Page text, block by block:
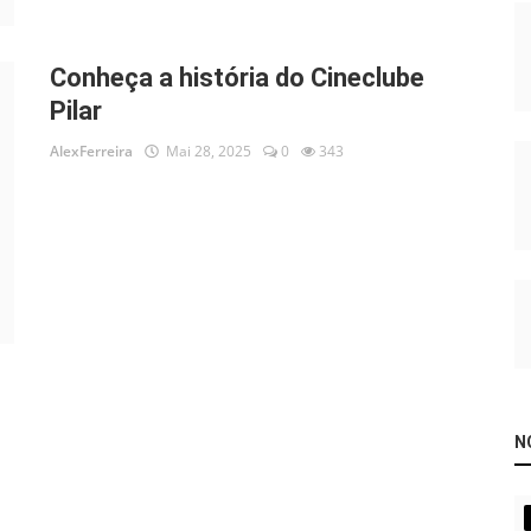
Conheça a história do Cineclube
Pilar
AlexFerreira Mai 28, 2025 0 343